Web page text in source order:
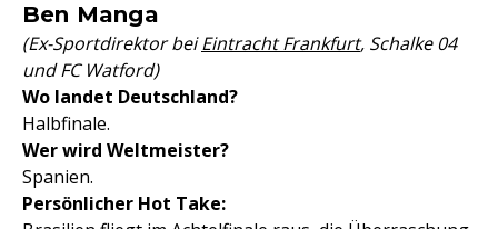
Ben Manga
(Ex-Sportdirektor beiEintracht Frankfurt, Schalke 04
und FC Watford)
Wo landet Deutschland?
Halbfinale.
Wer wird Weltmeister?
Spanien.
Persönlicher Hot Take: